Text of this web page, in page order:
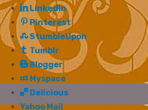
LinkedIn
Pinterest
StumbleUpon
Tumblr
Blogger
Myspace
Delicious
Yahoo Mail